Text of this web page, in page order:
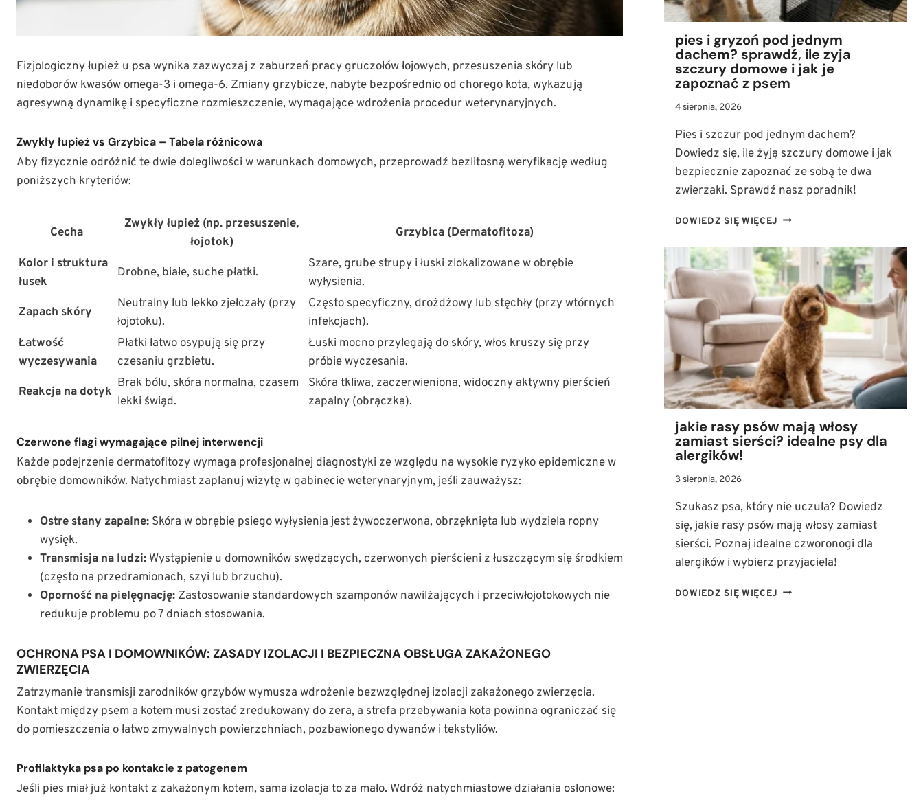
Fizjologiczny łupież u psa wynika zazwyczaj z zaburzeń pracy gruczołów łojowych, przesuszenia skóry lub
niedoborów kwasów omega-3 i omega-6. Zmiany grzybicze, nabyte bezpośrednio od chorego kota, wykazują
agresywną dynamikę i specyficzne rozmieszczenie, wymagające wdrożenia procedur weterynaryjnych.
Zwykły łupież vs Grzybica – Tabela różnicowa
Aby fizycznie odróżnić te dwie dolegliwości w warunkach domowych, przeprowadź bezlitosną weryfikację według
poniższych kryteriów:
Cecha
Zwykły łupież (np. przesuszenie,
łojotok)
Grzybica (Dermatofitoza)
Kolor i struktura
łusek
Drobne, białe, suche płatki.
Szare, grube strupy i łuski zlokalizowane w obrębie
wyłysienia.
Zapach skóry
Neutralny lub lekko zjełczały (przy
łojotoku).
Często specyficzny, drożdżowy lub stęchły (przy wtórnych
infekcjach).
Łatwość
wyczesywania
Płatki łatwo osypują się przy
czesaniu grzbietu.
Łuski mocno przylegają do skóry, włos kruszy się przy
próbie wyczesania.
Reakcja na dotyk
Brak bólu, skóra normalna, czasem
lekki świąd.
Skóra tkliwa, zaczerwieniona, widoczny aktywny pierścień
zapalny (obrączka).
Czerwone flagi wymagające pilnej interwencji
Każde podejrzenie dermatofitozy wymaga profesjonalnej diagnostyki ze względu na wysokie ryzyko epidemiczne w
obrębie domowników. Natychmiast zaplanuj wizytę w gabinecie weterynaryjnym, jeśli zauważysz:
Ostre stany zapalne: Skóra w obrębie psiego wyłysienia jest żywoczerwona, obrzęknięta lub wydziela ropny
wysięk.
Transmisja na ludzi: Wystąpienie u domowników swędzących, czerwonych pierścieni z łuszczącym się środkiem
(często na przedramionach, szyi lub brzuchu).
Oporność na pielęgnację: Zastosowanie standardowych szamponów nawilżających i przeciwłojotokowych nie
redukuje problemu po 7 dniach stosowania.
OCHRONA PSA I DOMOWNIKÓW: ZASADY IZOLACJI I BEZPIECZNA OBSŁUGA ZAKAŻONEGO
ZWIERZĘCIA
Zatrzymanie transmisji zarodników grzybów wymusza wdrożenie bezwzględnej izolacji zakażonego zwierzęcia.
Kontakt między psem a kotem musi zostać zredukowany do zera, a strefa przebywania kota powinna ograniczać się
do pomieszczenia o łatwo zmywalnych powierzchniach, pozbawionego dywanów i tekstyliów.
Profilaktyka psa po kontakcie z patogenem
Jeśli pies miał już kontakt z zakażonym kotem, sama izolacja to za mało. Wdróż natychmiastowe działania osłonowe:
BARF)
pies i gryzoń pod jednym
dachem? sprawdź, ile zyja
szczury domowe i jak je
zapoznać z psem
4 sierpnia, 2026
Pies i szczur pod jednym dachem?
Dowiedz się, ile żyją szczury domowe i jak
bezpiecznie zapoznać ze sobą te dwa
zwierzaki. Sprawdź nasz poradnik!
DOWIEDZ SIĘ WIĘCEJ PIES
GRYZOŃ
POD
JEDNYM
DACHEM?
SPRAWDŹ,
ILE
ZYJA
SZCZURY
DOMOWE
I
JAK
JE
ZAPOZNAĆ
Z
PSEM
jakie rasy psów mają włosy
zamiast sierści? idealne psy dla
alergików!
3 sierpnia, 2026
Szukasz psa, który nie uczula? Dowiedz
się, jakie rasy psów mają włosy zamiast
sierści. Poznaj idealne czworonogi dla
alergików i wybierz przyjaciela!
DOWIEDZ SIĘ WIĘCEJ JAKIE